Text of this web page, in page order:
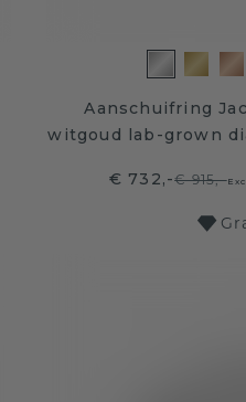
Aanschuifring
witgoud lab-grown
€ 732,-€ 915,-